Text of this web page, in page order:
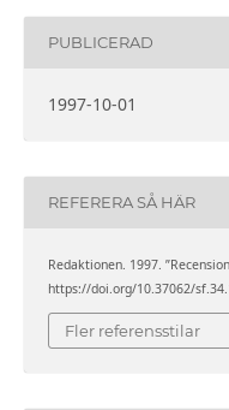
PUBLICERAD
1997-10-01
REFERERA SÅ HÄR
Redaktionen. 1997.
https://doi.org/10.37062/
Fler referensstilar